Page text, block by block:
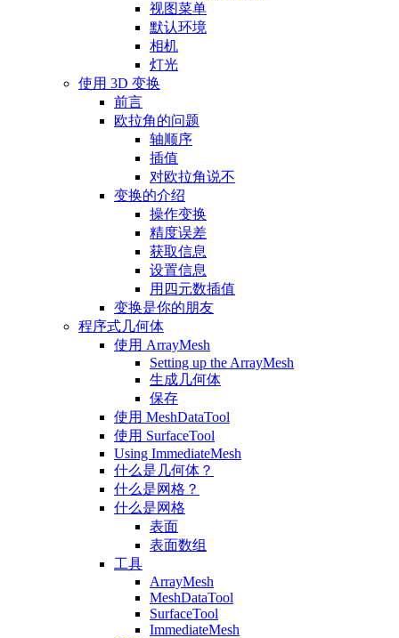
视图菜单
默认环境
相机
灯光
使用 3D 变换
前言
欧拉角的问题
轴顺序
插值
对欧拉角说不
变换的介绍
操作变换
精度误差
获取信息
设置信息
用四元数插值
变换是你的朋友
程序式几何体
使用 ArrayMesh
Setting up the ArrayMesh
生成几何体
保存
使用 MeshDataTool
使用 SurfaceTool
Using ImmediateMesh
什么是几何体？
什么是网格？
什么是网格
表面
表面数组
工具
ArrayMesh
MeshDataTool
SurfaceTool
ImmediateMesh